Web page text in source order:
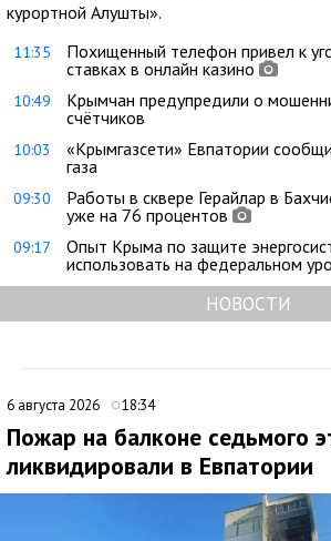
курортной Алушты».
11:35
Похищенный телефон привел к
ставках в онлайн казино
10:49
Крымчан предупредили о
счётчиков
10:03
«Крымгазсети» Евпатории
газа
09:30
Работы в сквере Герайлар в
уже на 76 процентов
09:17
Опыт Крыма по защите
использовать на федеральном
НОВОСТИ
6 августа 2026 18:34
Пожар на балконе седьмого
ликвидировали в Евпатории